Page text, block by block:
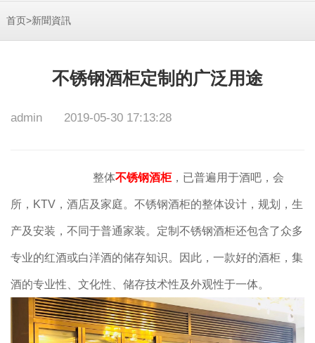
首页>新聞資訊
不锈钢酒柜定制的广泛用途
admin 2019-05-30 17:13:28
整体不锈钢酒柜，已普遍用于酒吧，会
所，KTV，酒店及家庭。不锈钢酒柜的整体设计，规划，生
产及安装，不同于普通家装。定制不锈钢酒柜还包含了众多
专业的红酒或白洋酒的储存知识。因此，一款好的酒柜，集
酒的专业性、文化性、储存技术性及外观性于一体。